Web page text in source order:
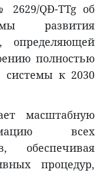
QĐ-TTg об
развития
определяющей
полностью
системы к 2030
масштабную
всех
обеспечивая
процедур,